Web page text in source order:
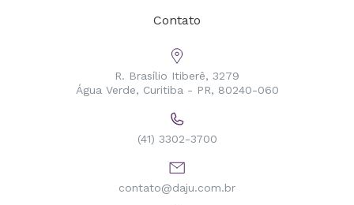
Contato
R. Brasílio Itiberê, 3279
Água Verde, Curitiba - PR, 80240-060
(41) 3302-3700
contato@daju.com.br